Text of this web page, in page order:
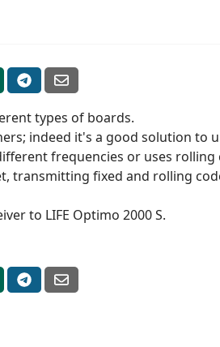
types of boards.
indeed it's a good solution
frequencies or uses rolling
transmitting fixed and rolling
to LIFE Optimo 2000 S.